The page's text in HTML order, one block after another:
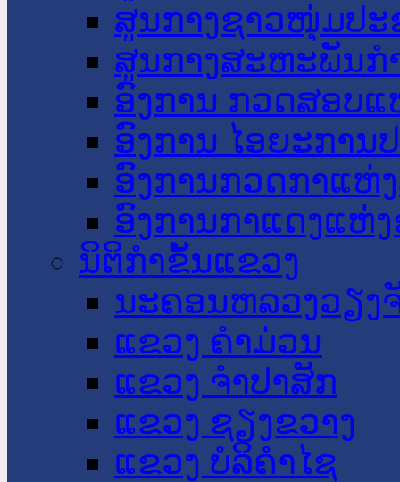
ສູນກາງຊາວໜຸ່ມປະ
ສູນກາງສະຫະພັນກ
ອົງການ ກວດສອບແ
ອົງການ ໄອຍະການ
ອົງການກວດກາແຫ່
ອົງການກາແດງແຫ່
ນິຕິກໍາຂັ້ນແຂວງ
ນະ​ຄອນ​ຫລວງວຽງ
ແຂວງ ຄໍາມ່ວນ
ແຂວງ ຈໍາປາສັກ
ແຂວງ ຊຽງຂວາງ
ແຂວງ ບໍລິຄໍາໄຊ